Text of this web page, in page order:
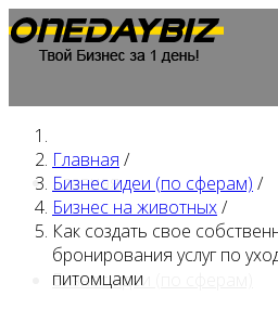
Главная
Бизнес идеи (по сферам)
Главная /
Бизнес идеи (по сферам) /
Бизнес на животных/
Как создать свое
бронирования услуг по
питомцами